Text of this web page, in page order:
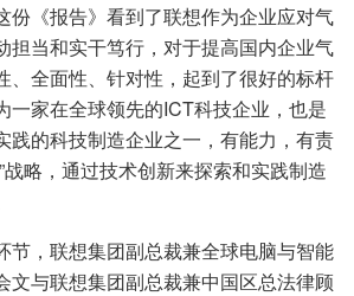
份《报告》看到了联想作为企业应对气
担当和实干笃行，对于提高国内企业气
、全面性、针对性，起到了很好的标杆
一家在全球领先的ICT科技企业，也是
践的科技制造企业之一，有能力，有责
战略，通过技术创新来探索和实践制造
节，联想集团副总裁兼全球电脑与智能
文与联想集团副总裁兼中国区总法律顾